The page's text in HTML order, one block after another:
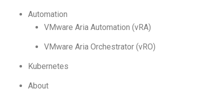
Automation
VMware Aria Automation (vRA)
VMware Aria Orchestrator (vRO)
Kubernetes
About